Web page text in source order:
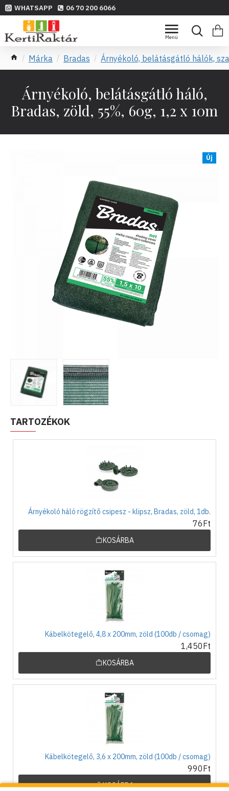
WHATSAPP 06 70 200 6066
Márka Bradas Árnyékoló, belátásgátló hálók,
Árnyékoló, belátásgátló háló,
Bradas, zöld, 55%, 60g, 1,2 x 10m
Új
TARTOZÉKOK
Árnyékoló háló rögzítő csipesz - klipsz, Bradas, zöld, 1db.
76Ft
KOSÁRBA
Kábelkötegelő, 4,8 x 200mm, zöld (100db / csomag)
1,450Ft
KOSÁRBA
Kábelkötegelő, 3,6 x 200mm, zöld (100db / csomag)
990Ft
KOSÁRBA